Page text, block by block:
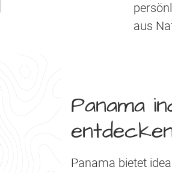
aus
Panama
Panama bietet